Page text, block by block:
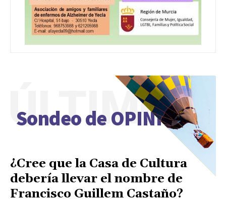
Sondeo de OPINIÓN
ÚLTIMO
¿Cree que la Casa de Cultura
debería llevar el nombre de
Francisco Guillem Castaño?